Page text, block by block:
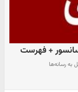
به رسانه‌ها